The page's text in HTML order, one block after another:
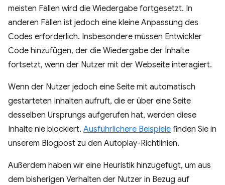
meisten Fällen wird die Wiedergabe fortgesetzt. In
anderen Fällen ist jedoch eine kleine Anpassung des
Codes erforderlich. Insbesondere müssen Entwickler
Code hinzufügen, der die Wiedergabe der Inhalte
fortsetzt, wenn der Nutzer mit der Webseite interagiert.
Wenn der Nutzer jedoch eine Seite mit automatisch
gestarteten Inhalten aufruft, die er über eine Seite
desselben Ursprungs aufgerufen hat, werden diese
Inhalte nie blockiert. Ausführlichere Beispiele finden Sie in
unserem Blogpost zu den Autoplay-Richtlinien.
Außerdem haben wir eine Heuristik hinzugefügt, um aus
dem bisherigen Verhalten der Nutzer in Bezug auf